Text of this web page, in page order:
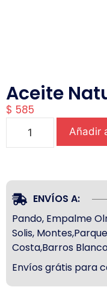
Aceite
$ 585
Añadir
ENVÍOS A:
Pando, Empalme
Solis,
Costa,Barros
Envíos grátis para